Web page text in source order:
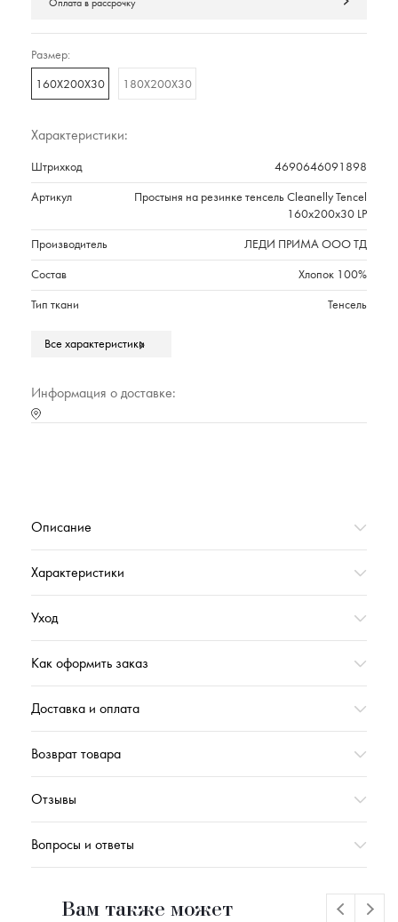
Размер:
160Х200Х30 180Х200Х30
Характеристики:
Штрихкод 4690646091898
Артикул
Простыня на резинке тенсель Cleanelly Tencel
160х200х30 LP
Производитель ЛЕДИ ПРИМА ООО ТД
Состав Хлопок 100%
Тип ткани Тенсель
Марка
Тип упаковки Прозрачный плотный пакет с вкладышем
Все характеристики
Информация о доставке:
Описание
Характеристики
Уход
Как оформить заказ
Доставка и оплата
Возврат товара
Отзывы
Вопросы и ответы
Вам также может